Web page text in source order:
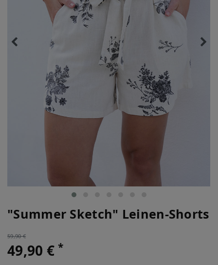
"Summer Sketch" Leinen-Shorts
59,90 €
49,90 €*